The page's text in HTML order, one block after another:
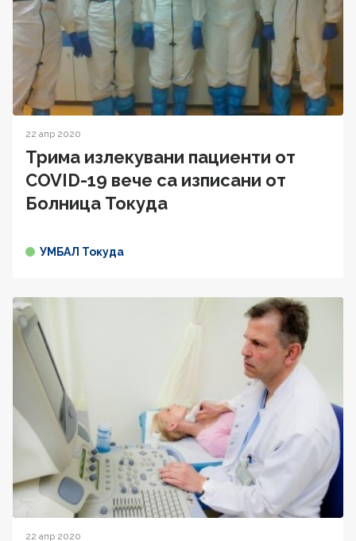
22 апр 2020
Трима излекувани пациенти от
COVID-19 вече са изписани от
Болница Токуда
УМБАЛ Токуда
22 апр 2020